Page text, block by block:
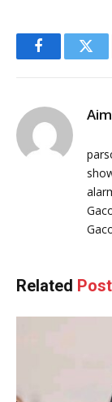
Facebook
Related